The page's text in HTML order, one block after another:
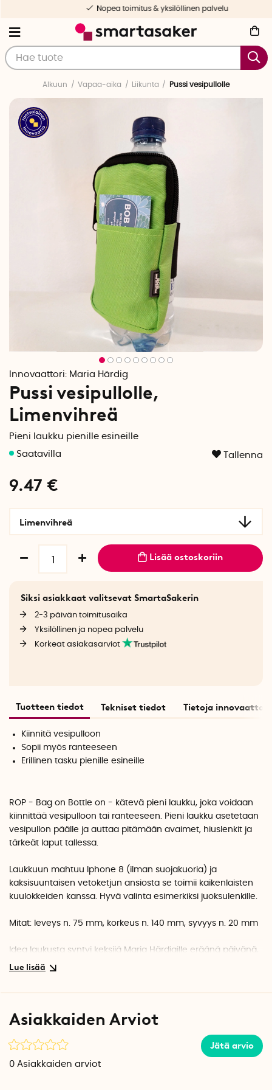
Nopea toimitus & yksilöllinen palvelu
Alkuun Vapaa-aika Liikunta Pussi vesipullolle
Innovaattori: Maria Härdig
Pussi vesipullolle,
Limenvihreä
Pieni laukku pienille esineille
Tallenna
9.47 €
Limenvihreä
Lisää ostoskoriin
Siksi asiakkaat valitsevat SmartaSakerin
2-3 päivän toimitusaika
Yksilöllinen ja nopea palvelu
Korkeat asiakasarviot
Tuotteen tiedot Tekniset tiedot Tietoja
Kiinnitä vesipulloon
Sopii myös ranteeseen
Erillinen tasku pienille esineille
ROP - Bag on Bottle on - kätevä pieni laukku, joka voidaan
kiinnittää vesipulloon tai ranteeseen. Pieni laukku asetetaan
vesipullon päälle ja auttaa pitämään avaimet, hiuslenkit ja
tärkeät laput tallessa.
Laukkuun mahtuu Iphone 8 (ilman suojakuoria) ja
kaksisuuntaisen vetoketjun ansiosta se toimii kaikenlaisten
kuulokkeiden kanssa. Hyvä valinta esimerkiksi juoksulenkille.
Mitat: leveys n. 75 mm, korkeus n. 140 mm, syvyys n. 20 mm
Idea laukusta syntyi keksijä Maria Härdigille eräänä päivänä,
kun hän oli osallistumassa ryhmäliikuntatunnille ja lähti
unohtanut riisua kellon ja kaulakoruni. Silloin ajattelin, että
Asiakkaiden Arviot
Jätä arvio
0 Asiakkaiden arviot